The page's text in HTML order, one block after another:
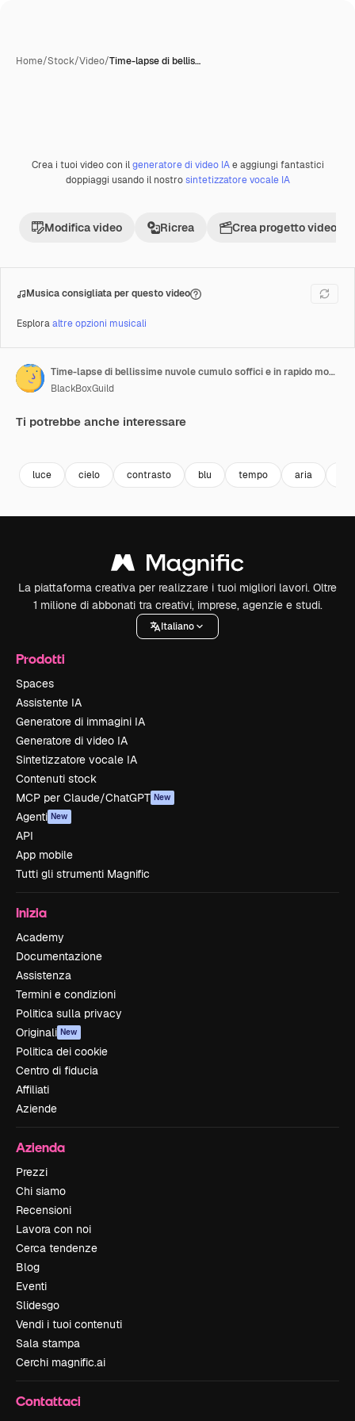
Home/Stock/Video/Time-lapse di bellis…
Premium
Crea i tuoi video con ilgeneratore di video IAe aggiungi fantastici
doppiaggi usando il nostrosintetizzatore vocale IA
Modifica video Ricrea Crea progetto video
Musica consigliata per questo video
Esploraaltre opzioni musicali
Time-lapse di bellissime nuvole cumulo soffici e in rapido movimento che si avvicinano alla telecamera in una giornata di sole, inquadratura media
BlackBoxGuild
Ti potrebbe anche interessare
luce cielo contrasto blu tempo aria
La piattaforma creativa per realizzare i tuoi migliori lavori. Oltre
1 milione di abbonati tra creativi, imprese, agenzie e studi.
Italiano
Prodotti
Spaces
Assistente IA
Generatore di immagini IA
Generatore di video IA
Sintetizzatore vocale IA
Contenuti stock
MCP per Claude/ChatGPT New
Agenti New
API
App mobile
Tutti gli strumenti Magnific
Inizia
Academy
Documentazione
Assistenza
Termini e condizioni
Politica sulla privacy
Originali New
Politica dei cookie
Centro di fiducia
Affiliati
Aziende
Azienda
Prezzi
Chi siamo
Recensioni
Lavora con noi
Cerca tendenze
Blog
Eventi
Slidesgo
Vendi i tuoi contenuti
Sala stampa
Cerchi magnific.ai
Contattaci